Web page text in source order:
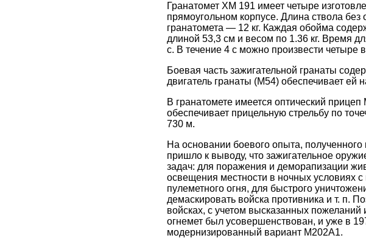
Гранатомет ХМ 191 имеет четыре
прямоугольном корпусе. Длина ствола
гранатомета — 12 кг. Каждая обойма
длиной 53,3 см и весом по 1.36 кг. Время
с. В течение 4 с можно произвести четыре
Боевая часть зажигательной гранаты
двигатель гранаты (М54) обеспечивает ей
В гранатомете имеется оптический
обеспечивает прицельную стрельбу по
730 м.
На основании боевого опыта,
пришло к выводу, что зажигательное
задач: для поражения и деморапизации
освещения местности в ночных условиях
пулеметного огня, для быстрого
демаскировать войска противника и т. п.
войсках, с учетом высказанных
огнемет был усовершенствован, и уже в
модернизированный вариант М202А1.